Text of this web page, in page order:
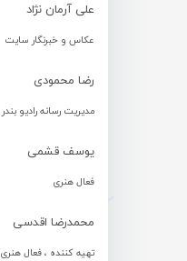
علی آرمان نژاد
عکاس و خبرنگار سایت
رضا محمودی
مدیریت رسانه رادیو بندر
یوسف قشمی
فعال هنری
محمدرضا اقدسی
تهیه کننده ، فعال هنری